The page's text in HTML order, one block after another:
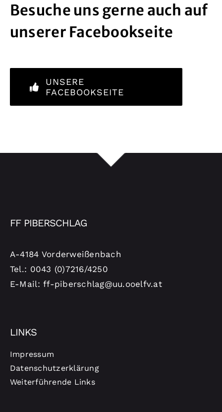
Besuche uns gerne auch auf
unserer Facebookseite
UNSERE
FACEBOOKSEITE
FF PIBERSCHLAG
A-4184 Vorderweißenbach
Tel.: 0043 (0)7216/4250
E-Mail: ff-piberschlag@uu.ooelfv.at
LINKS
Impressum
Datenschutzerklärung
Weiterführende Links